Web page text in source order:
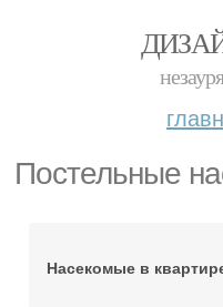
Постельные
Насекомые в